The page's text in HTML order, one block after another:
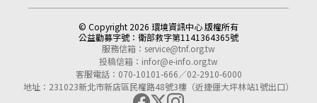
© Copyright 2026 環境資訊中心 版權所有
公益勸募字號： 衛部救字第1141364365號
服務信箱： service@tnf.org.tw
投稿信箱： infor@e-info.org.tw
客服電話：070-10101-666／02-2910-6000
地址：231023新北市新店區民權路48號3樓（近捷運大坪林站1號出口）